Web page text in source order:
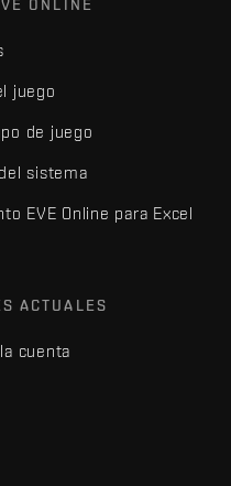
ONLINE
juego
de juego
sistema
EVE Online para Excel
ACTUALES
cuenta